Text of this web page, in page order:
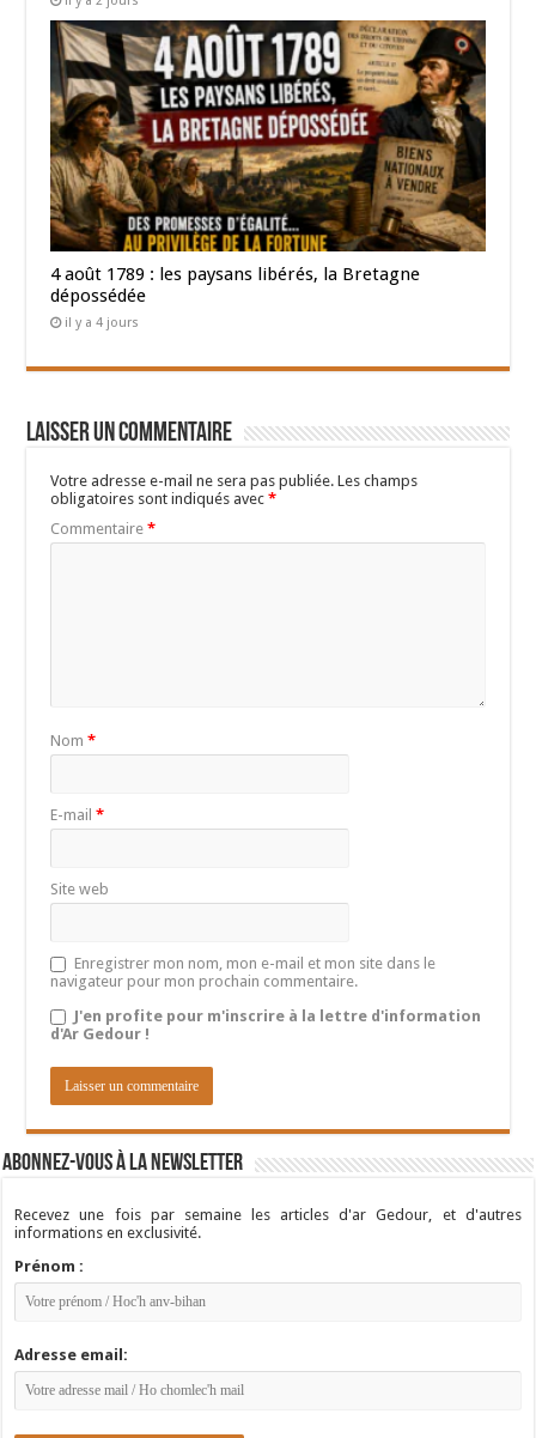
4 août 1789 : les paysans libérés, la Bretagne
dépossédée
il y a 4 jours
Laisser un commentaire
Votre adresse e-mail ne sera pas publiée. Les champs
obligatoires sont indiqués avec*
Commentaire*
Nom*
E-mail*
Site web
Enregistrer mon nom, mon e-mail et mon site dans le
navigateur pour mon prochain commentaire.
J'en profite pour m'inscrire à la lettre d'information
d'Ar Gedour !
Abonnez-vous à la newsletter
Recevez une fois par semaine les articles d'ar Gedour, et d'autres
informations en exclusivité.
Prénom :
Adresse email: